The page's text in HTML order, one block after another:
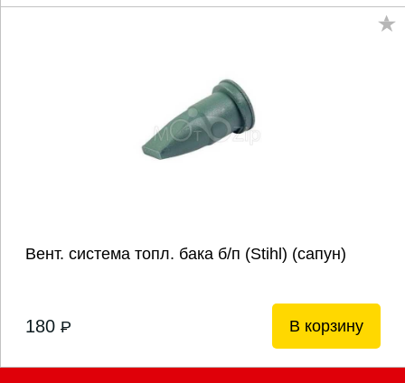
Вент. система топл. бака б/п (Stihl) (сапун)
180 P В корзину